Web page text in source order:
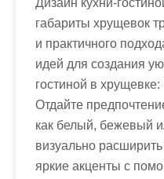
Дизайн кухни-
габариты хрущевок
и практичного
идей для создания
гостиной в
Отдайте
как белый, бежевый
визуально
яркие акценты с